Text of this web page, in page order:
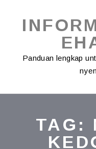
content
Panduan lengkap
TAG: